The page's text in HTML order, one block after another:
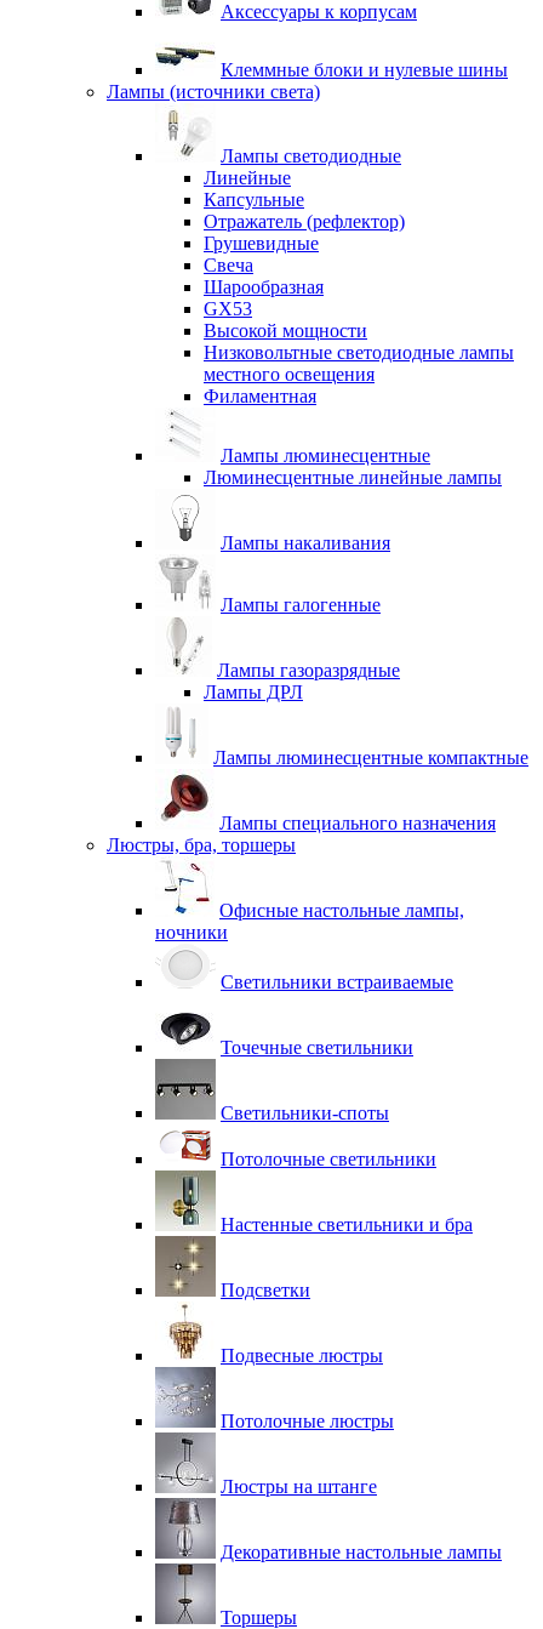
Аксессуары к корпусам
Клеммные блоки и нулевые шины
Лампы (источники света)
Лампы светодиодные
Линейные
Капсульные
Отражатель (рефлектор)
Грушевидные
Свеча
Шарообразная
GX53
Высокой мощности
Низковольтные светодиодные лампы
местного освещения
Филаментная
Лампы люминесцентные
Люминесцентные линейные лампы
Лампы накаливания
Лампы галогенные
Лампы газоразрядные
Лампы ДРЛ
Лампы люминесцентные компактные
Лампы специального назначения
Люстры, бра, торшеры
Офисные настольные лампы,
ночники
Светильники встраиваемые
Точечные светильники
Светильники-споты
Потолочные светильники
Настенные светильники и бра
Подсветки
Подвесные люстры
Потолочные люстры
Люстры на штанге
Декоративные настольные лампы
Торшеры